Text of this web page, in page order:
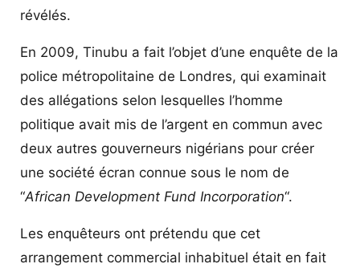
révélés.
En 2009, Tinubu a fait l’objet d’une enquête de la
police métropolitaine de Londres, qui examinait
des allégations selon lesquelles l’homme
politique avait mis de l’argent en commun avec
deux autres gouverneurs nigérians pour créer
une société écran connue sous le nom de
“African Development Fund Incorporation“.
Les enquêteurs ont prétendu que cet
arrangement commercial inhabituel était en fait